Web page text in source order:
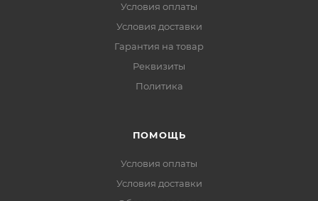
Условия оплаты
Условия доставки
Гарантия на товар
Реквизиты
Политика
ПОМОЩЬ
Условия оплаты
Условия доставки